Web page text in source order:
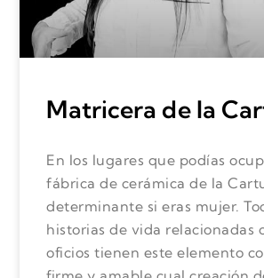
Matricera de la
En los lugares que podías
fábrica de cerámica de la
determinante si eras mujer.
historias de vida relacionadas
oficios tienen este elemento